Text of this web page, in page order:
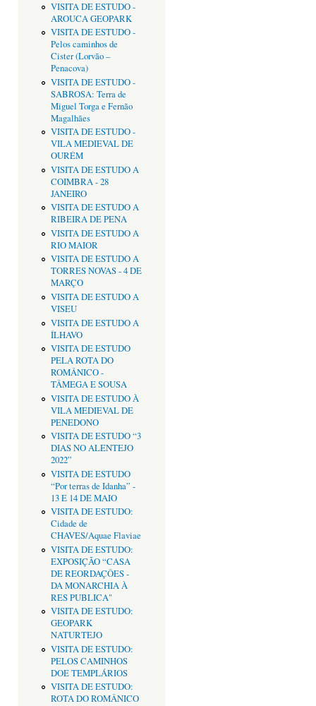
VISITA DE ESTUDO -
AROUCA GEOPARK
VISITA DE ESTUDO -
Pelos caminhos de
Cister (Lorvão –
Penacova)
VISITA DE ESTUDO -
SABROSA: Terra de
Miguel Torga e Fernão
Magalhães
VISITA DE ESTUDO -
VILA MEDIEVAL DE
OURÉM
VISITA DE ESTUDO A
COIMBRA - 28
JANEIRO
VISITA DE ESTUDO A
RIBEIRA DE PENA
VISITA DE ESTUDO A
RIO MAIOR
VISITA DE ESTUDO A
TORRES NOVAS - 4 DE
MARÇO
VISITA DE ESTUDO A
VISEU
VISITA DE ESTUDO A
ÍLHAVO
VISITA DE ESTUDO
PELA ROTA DO
ROMÂNICO -
TÂMEGA E SOUSA
VISITA DE ESTUDO À
VILA MEDIEVAL DE
PENEDONO
VISITA DE ESTUDO “3
DIAS NO ALENTEJO
2022”
VISITA DE ESTUDO
“Por terras de Idanha” -
13 E 14 DE MAIO
VISITA DE ESTUDO:
Cidade de
CHAVES/Aquae Flaviae
VISITA DE ESTUDO:
EXPOSIÇÃO “CASA
DE REORDAÇÔES -
DA MONARCHIA À
RES PUBLICA"
VISITA DE ESTUDO:
GEOPARK
NATURTEJO
VISITA DE ESTUDO:
PELOS CAMINHOS
DOE TEMPLÁRIOS
VISITA DE ESTUDO:
ROTA DO ROMÂNICO